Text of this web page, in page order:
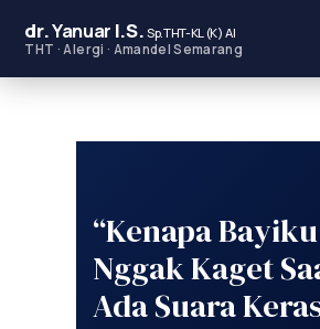
dr.Yanuar I.S.Sp.THT-KL (K) AI
THT · Alergi · Amandel Semarang
“Kenapa Bayiku
Nggak Kaget
Ada Suara